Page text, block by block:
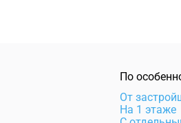
По
От
На 1 этаже